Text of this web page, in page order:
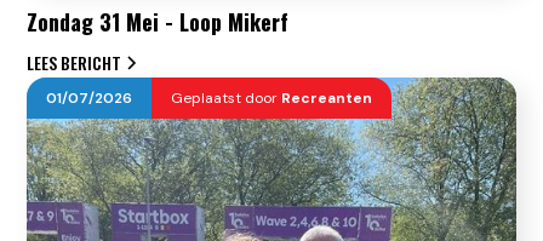
Zondag 31 Mei - Loop Mikerf
LEES BERICHT
01/07/2026 Geplaatst door Recreanten